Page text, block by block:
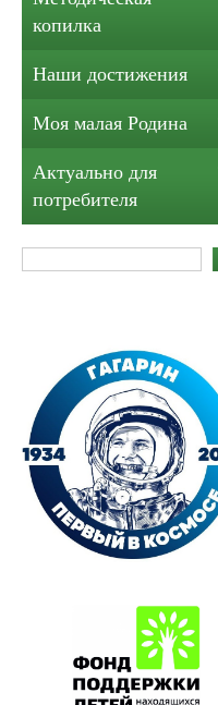
копилка
Наши достижения
Моя малая Родина
Актуально для
потребителя